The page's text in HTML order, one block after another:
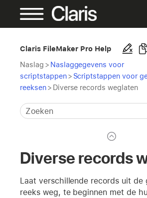
Claris FileMaker Pro Help
Naslag > Naslaggegevens voor
scriptstappen > Scriptstappen voor
reeksen> Diverse records weglaten
Diverse records
Laat verschillende records uit de
reeks weg, te beginnen met de